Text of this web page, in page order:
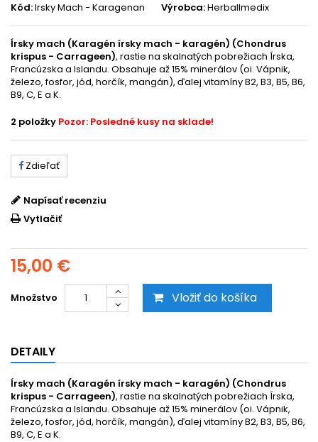
Kód:Irsky Mach - Karagenan Výrobca:Herballmedix
Írsky mach (Karagén írsky mach - karagén) (Chondrus
krispus - Carrageen), rastie na skalnatých pobrežiach Írska,
Francúzska a Islandu. Obsahuje až 15% minerálov (oi. Vápnik,
železo, fosfor, jód, horčík, mangán), ďalej vitamíny B2, B3, B5, B6,
B9, C, E a K.
2 položky Pozor: Posledné kusy na sklade!
Zdieľať
Napísať recenziu
Vytlačiť
15,00 €
Množstvo Vložiť do košíka
DETAILY
Írsky mach (Karagén írsky mach - karagén) (Chondrus
krispus - Carrageen), rastie na skalnatých pobrežiach Írska,
Francúzska a Islandu. Obsahuje až 15% minerálov (oi. Vápnik,
železo, fosfor, jód, horčík, mangán), ďalej vitamíny B2, B3, B5, B6,
B9, C, E a K.